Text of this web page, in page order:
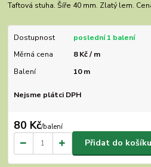
Taftová stuha. Šíře 40 mm. Zlatý lem.
Dostupnost
poslední 1 balení
Měrná cena
8 Kč / m
Balení
10 m
Nejsme plátci DPH
80 Kč/balení
Přidat do košíku